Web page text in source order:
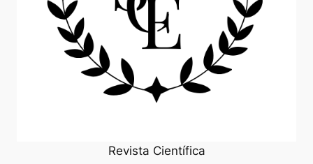
Revista Científica